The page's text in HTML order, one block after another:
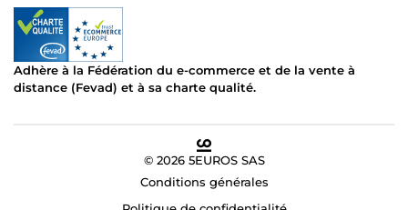
Adhère à la Fédération du e-commerce et de la vente à
distance (Fevad) et à sa charte qualité.
© 2026 5EUROS SAS
Conditions générales